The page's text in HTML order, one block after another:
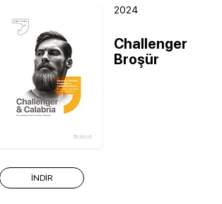
2024
Challenger
Broşür
İNDİR